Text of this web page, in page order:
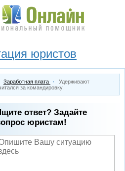
юристов
Заработная плата
Удерживают
за командировку.
ответ? Задайте
юристам!